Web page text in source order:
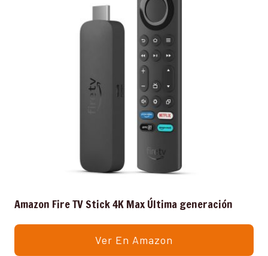
Amazon Fire TV Stick 4K Max Última generación
Ver En Amazon